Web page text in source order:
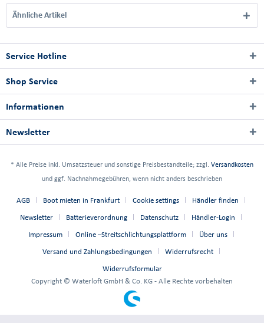
Ähnliche Artikel
Service Hotline
Shop Service
Informationen
Newsletter
* Alle Preise inkl. Umsatzsteuer und sonstige Preisbestandteile; zzgl. Versandkosten
und ggf. Nachnahmegebühren, wenn nicht anders beschrieben
AGB Boot mieten in Frankfurt Cookie settings Händler finden
Newsletter Batterieverordnung Datenschutz Händler-Login
Impressum Online –Streitschlichtungsplattform Über uns
Versand und Zahlungsbedingungen Widerrufsrecht
Widerrufsformular
Copyright © Waterloft GmbH & Co. KG - Alle Rechte vorbehalten